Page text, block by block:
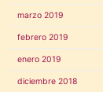
marzo 2019
febrero 2019
enero 2019
diciembre 2018